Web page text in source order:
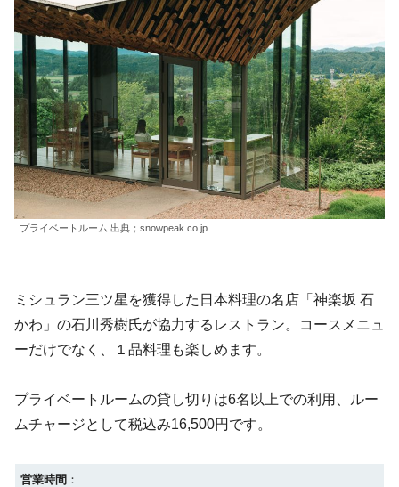
プライベートルーム 出典；snowpeak.co.jp
ミシュラン三ツ星を獲得した日本料理の名店「神楽坂 石
かわ」の石川秀樹氏が協力するレストラン。コースメニュ
ーだけでなく、１品料理も楽しめます。
プライベートルームの貸し切りは6名以上での利用、ルー
ムチャージとして税込み16,500円です。
営業時間 ：